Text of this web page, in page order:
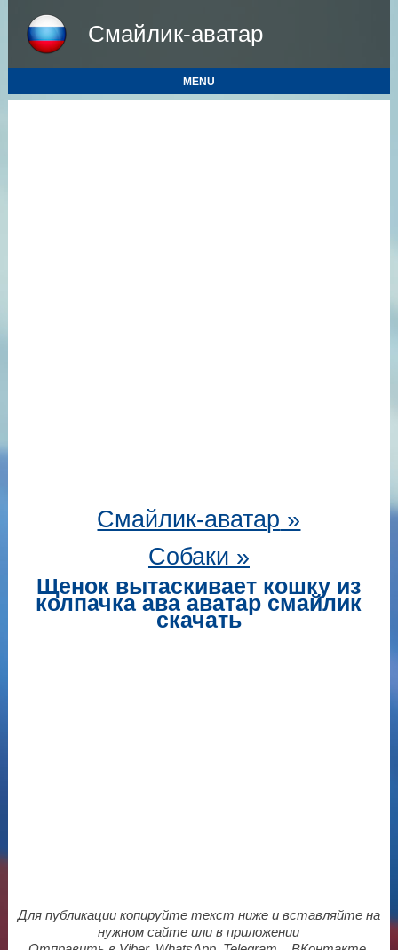
Смайлик-аватар
MENU
Смайлик-аватар »
Собаки »
Щенок вытаскивает кошку из
колпачка ава аватар смайлик
скачать
Для публикации копируйте текст ниже и вставляйте на
нужном сайте или в приложении